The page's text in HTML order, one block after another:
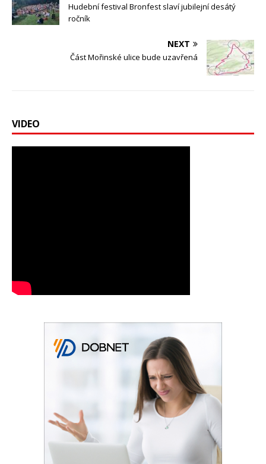
Hudební festival Bronfest slaví jubilejní desátý
ročník
NEXT
Část Mořinské ulice bude uzavřená
VIDEO